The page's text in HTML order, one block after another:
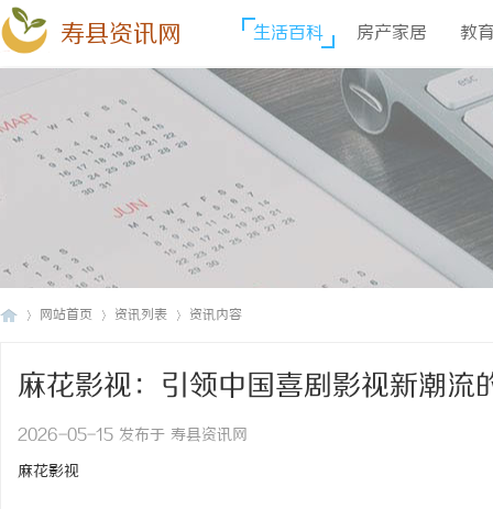
寿县资讯网 生活百科 房产家居 教
网站首页 资讯列表 资讯内容
麻花影视：引领中国喜剧影视新潮流
2026-05-15 发布于 寿县资讯网
麻花影视